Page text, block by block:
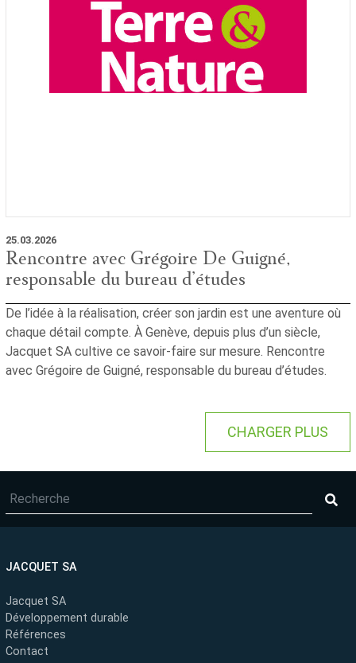
25.03.2026
Rencontre avec Grégoire De Guigné,
responsable du bureau d’études
De l’idée à la réalisation, créer son jardin est une aventure où
chaque détail compte. À Genève, depuis plus d’un siècle,
Jacquet SA cultive ce savoir-faire sur mesure. Rencontre
avec Grégoire de Guigné, responsable du bureau d’études.
CHARGER PLUS
JACQUET SA
Jacquet SA
Développement durable
Références
Contact